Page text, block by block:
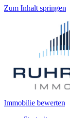
Zum Inhalt springen
Immobilie bewerten